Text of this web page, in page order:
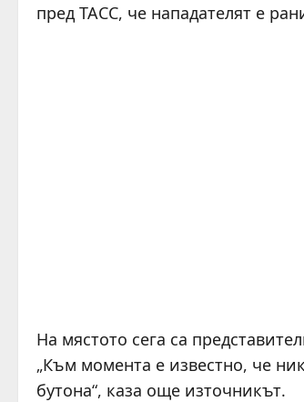
пред ТАСС, че нападателят е
На мястото сега са
„Към момента е известно, че
бутона“, каза още източникът.